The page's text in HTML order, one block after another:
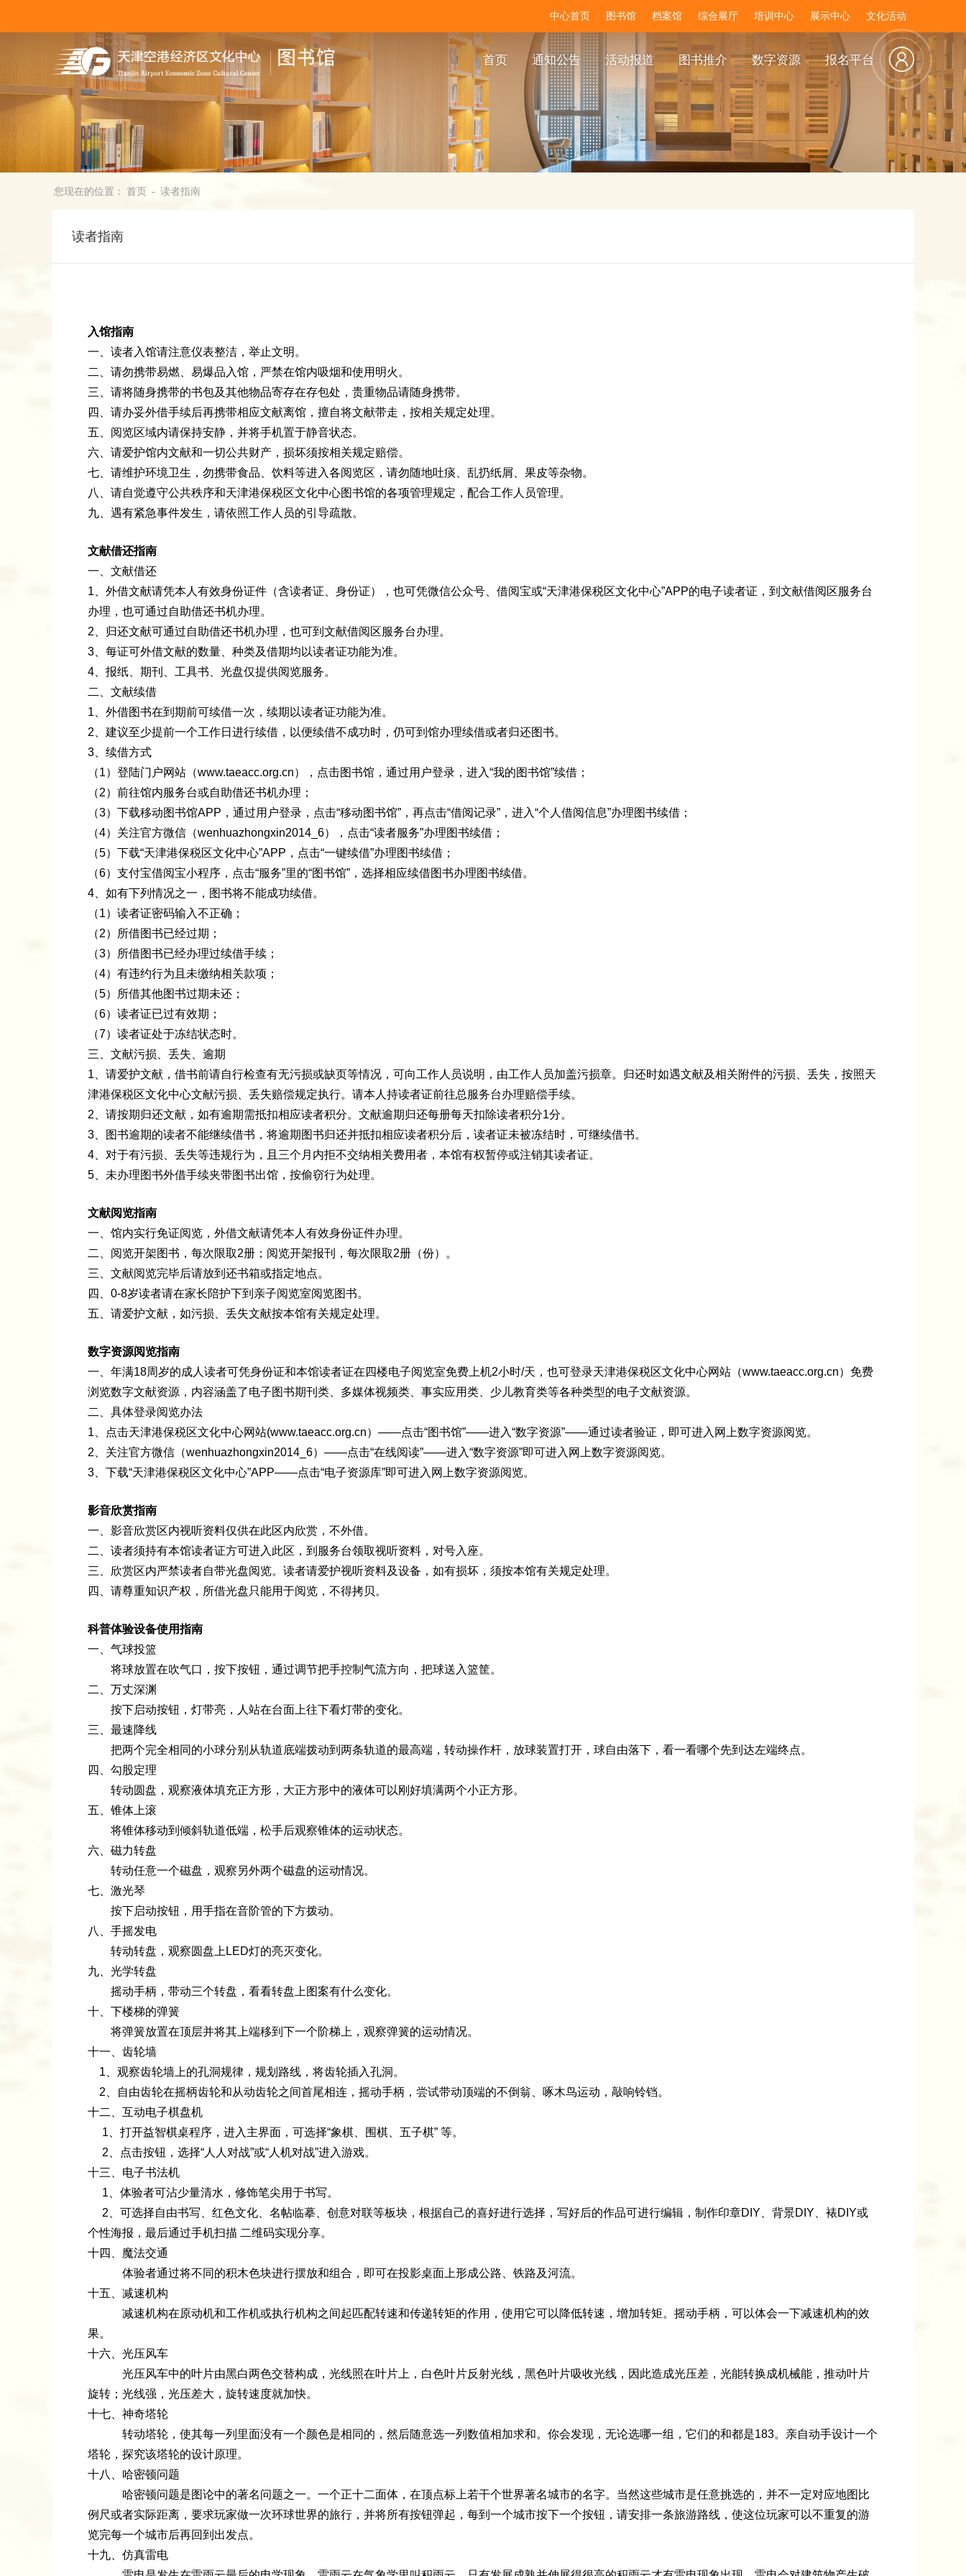
中心首页 图书馆 档案馆 综合展厅 培训中心 展示中心 文化活动
首页 通知公告 活动报道 图书推介 数字资源 报名平台
您现在的位置： 首页 - 读者指南
读者指南
入馆指南
一、读者入馆请注意仪表整洁，举止文明。
二、请勿携带易燃、易爆品入馆，严禁在馆内吸烟和使用明火。
三、请将随身携带的书包及其他物品寄存在存包处，贵重物品请随身携带。
四、请办妥外借手续后再携带相应文献离馆，擅自将文献带走，按相关规定处理。
五、阅览区域内请保持安静，并将手机置于静音状态。
六、请爱护馆内文献和一切公共财产，损坏须按相关规定赔偿。
七、请维护环境卫生，勿携带食品、饮料等进入各阅览区，请勿随地吐痰、乱扔纸屑、果皮等杂物。
八、请自觉遵守公共秩序和天津港保税区文化中心图书馆的各项管理规定，配合工作人员管理。
九、遇有紧急事件发生，请依照工作人员的引导疏散。
文献借还指南
一、文献借还
1、外借文献请凭本人有效身份证件（含读者证、身份证），也可凭微信公众号、借阅宝或“天津港保税区文化中心”APP的电子读者证，到文献借阅区服务台
办理，也可通过自助借还书机办理。
2、归还文献可通过自助借还书机办理，也可到文献借阅区服务台办理。
3、每证可外借文献的数量、种类及借期均以读者证功能为准。
4、报纸、期刊、工具书、光盘仅提供阅览服务。
二、文献续借
1、外借图书在到期前可续借一次，续期以读者证功能为准。
2、建议至少提前一个工作日进行续借，以便续借不成功时，仍可到馆办理续借或者归还图书。
3、续借方式
（1）登陆门户网站（www.taeacc.org.cn），点击图书馆，通过用户登录，进入“我的图书馆”续借；
（2）前往馆内服务台或自助借还书机办理；
（3）下载移动图书馆APP，通过用户登录，点击“移动图书馆”，再点击“借阅记录”，进入“个人借阅信息”办理图书续借；
（4）关注官方微信（wenhuazhongxin2014_6），点击“读者服务”办理图书续借；
（5）下载“天津港保税区文化中心”APP，点击“一键续借”办理图书续借；
（6）支付宝借阅宝小程序，点击“服务”里的“图书馆”，选择相应续借图书办理图书续借。
4、如有下列情况之一，图书将不能成功续借。
（1）读者证密码输入不正确；
（2）所借图书已经过期；
（3）所借图书已经办理过续借手续；
（4）有违约行为且未缴纳相关款项；
（5）所借其他图书过期未还；
（6）读者证已过有效期；
（7）读者证处于冻结状态时。
三、文献污损、丢失、逾期
1、请爱护文献，借书前请自行检查有无污损或缺页等情况，可向工作人员说明，由工作人员加盖污损章。归还时如遇文献及相关附件的污损、丢失，按照天
津港保税区文化中心文献污损、丢失赔偿规定执行。请本人持读者证前往总服务台办理赔偿手续。
2、请按期归还文献，如有逾期需抵扣相应读者积分。文献逾期归还每册每天扣除读者积分1分。
3、图书逾期的读者不能继续借书，将逾期图书归还并抵扣相应读者积分后，读者证未被冻结时，可继续借书。
4、对于有污损、丢失等违规行为，且三个月内拒不交纳相关费用者，本馆有权暂停或注销其读者证。
5、未办理图书外借手续夹带图书出馆，按偷窃行为处理。
文献阅览指南
一、馆内实行免证阅览，外借文献请凭本人有效身份证件办理。
二、阅览开架图书，每次限取2册；阅览开架报刊，每次限取2册（份）。
三、文献阅览完毕后请放到还书箱或指定地点。
四、0-8岁读者请在家长陪护下到亲子阅览室阅览图书。
五、请爱护文献，如污损、丢失文献按本馆有关规定处理。
数字资源阅览指南
一、年满18周岁的成人读者可凭身份证和本馆读者证在四楼电子阅览室免费上机2小时/天，也可登录天津港保税区文化中心网站（www.taeacc.org.cn）免费
浏览数字文献资源，内容涵盖了电子图书期刊类、多媒体视频类、事实应用类、少儿教育类等各种类型的电子文献资源。
二、具体登录阅览办法
1、点击天津港保税区文化中心网站(www.taeacc.org.cn）——点击“图书馆”——进入“数字资源”——通过读者验证，即可进入网上数字资源阅览。
2、关注官方微信（wenhuazhongxin2014_6）——点击“在线阅读”——进入“数字资源”即可进入网上数字资源阅览。
3、下载“天津港保税区文化中心”APP——点击“电子资源库”即可进入网上数字资源阅览。
影音欣赏指南
一、影音欣赏区内视听资料仅供在此区内欣赏，不外借。
二、读者须持有本馆读者证方可进入此区，到服务台领取视听资料，对号入座。
三、欣赏区内严禁读者自带光盘阅览。读者请爱护视听资料及设备，如有损坏，须按本馆有关规定处理。
四、请尊重知识产权，所借光盘只能用于阅览，不得拷贝。
科普体验设备使用指南
一、气球投篮
将球放置在吹气口，按下按钮，通过调节把手控制气流方向，把球送入篮筐。
二、万丈深渊
按下启动按钮，灯带亮，人站在台面上往下看灯带的变化。
三、最速降线
把两个完全相同的小球分别从轨道底端拨动到两条轨道的最高端，转动操作杆，放球装置打开，球自由落下，看一看哪个先到达左端终点。
四、勾股定理
转动圆盘，观察液体填充正方形，大正方形中的液体可以刚好填满两个小正方形。
五、锥体上滚
将锥体移动到倾斜轨道低端，松手后观察锥体的运动状态。
六、磁力转盘
转动任意一个磁盘，观察另外两个磁盘的运动情况。
七、激光琴
按下启动按钮，用手指在音阶管的下方拨动。
八、手摇发电
转动转盘，观察圆盘上LED灯的亮灭变化。
九、光学转盘
摇动手柄，带动三个转盘，看看转盘上图案有什么变化。
十、下楼梯的弹簧
将弹簧放置在顶层并将其上端移到下一个阶梯上，观察弹簧的运动情况。
十一、齿轮墙
1、观察齿轮墙上的孔洞规律，规划路线，将齿轮插入孔洞。
2、自由齿轮在摇柄齿轮和从动齿轮之间首尾相连，摇动手柄，尝试带动顶端的不倒翁、啄木鸟运动，敲响铃铛。
十二、互动电子棋盘机
1、打开益智棋桌程序，进入主界面，可选择“象棋、围棋、五子棋” 等。
2、点击按钮，选择“人人对战”或“人机对战”进入游戏。
十三、电子书法机
1、体验者可沾少量清水，修饰笔尖用于书写。
2、可选择自由书写、红色文化、名帖临摹、创意对联等板块，根据自己的喜好进行选择，写好后的作品可进行编辑，制作印章DIY、背景DIY、裱DIY或
个性海报，最后通过手机扫描 二维码实现分享。
十四、魔法交通
体验者通过将不同的积木色块进行摆放和组合，即可在投影桌面上形成公路、铁路及河流。
十五、减速机构
减速机构在原动机和工作机或执行机构之间起匹配转速和传递转矩的作用，使用它可以降低转速，增加转矩。摇动手柄，可以体会一下减速机构的效
果。
十六、光压风车
光压风车中的叶片由黑白两色交替构成，光线照在叶片上，白色叶片反射光线，黑色叶片吸收光线，因此造成光压差，光能转换成机械能，推动叶片
旋转；光线强，光压差大，旋转速度就加快。
十七、神奇塔轮
转动塔轮，使其每一列里面没有一个颜色是相同的，然后随意选一列数值相加求和。你会发现，无论选哪一组，它们的和都是183。亲自动手设计一个
塔轮，探究该塔轮的设计原理。
十八、哈密顿问题
哈密顿问题是图论中的著名问题之一。一个正十二面体，在顶点标上若干个世界著名城市的名字。当然这些城市是任意挑选的，并不一定对应地图比
例尺或者实际距离，要求玩家做一次环球世界的旅行，并将所有按钮弹起，每到一个城市按下一个按钮，请安排一条旅游路线，使这位玩家可以不重复的游
览完每一个城市后再回到出发点。
十九、仿真雷电